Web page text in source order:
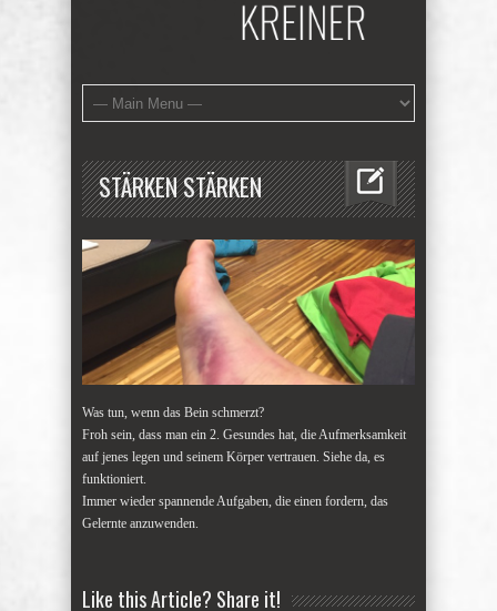
STÄRKEN STÄRKEN
Was tun, wenn das Bein schmerzt?
Froh sein, dass man ein 2. Gesundes hat, die Aufmerksamkeit
auf jenes legen und seinem Körper vertrauen. Siehe da, es
funktioniert.
Immer wieder spannende Aufgaben, die einen fordern, das
Gelernte anzuwenden.
Like this Article? Share it!